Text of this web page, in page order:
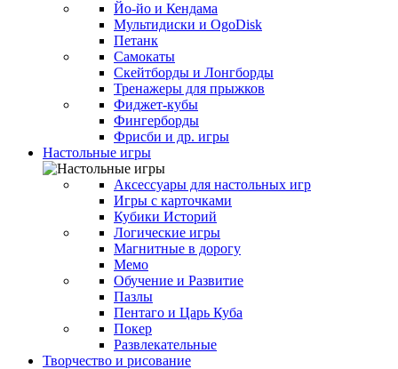
Йо-йо и Кендама
Мультидиски и OgoDisk
Петанк
Самокаты
Скейтборды и Лонгборды
Тренажеры для прыжков
Фиджет-кубы
Фингерборды
Фрисби и др. игры
Настольные игры
Аксессуары для настольных игр
Игры с карточками
Кубики Историй
Логические игры
Магнитные в дорогу
Мемо
Обучение и Развитие
Пазлы
Пентаго и Царь Куба
Покер
Развлекательные
Творчество и рисование